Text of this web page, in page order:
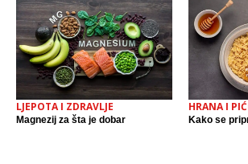
LJEPOTA I ZDRAVLJE
Magnezij za šta je dobar
HRANA I
Kako se